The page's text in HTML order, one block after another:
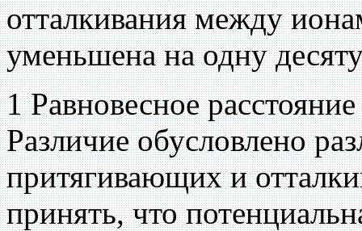
отталкивания между
уменьшена на одну
1 Равновесное
Различие обусловлено
притягивающих и
принять, что